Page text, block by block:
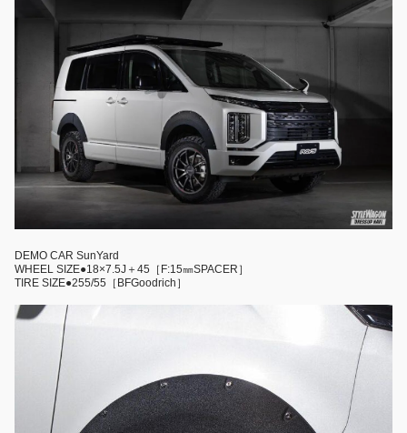
DEMO CAR SunYard
WHEEL SIZE●18×7.5J＋45［F:15㎜SPACER］
TIRE SIZE●255/55［BFGoodrich］